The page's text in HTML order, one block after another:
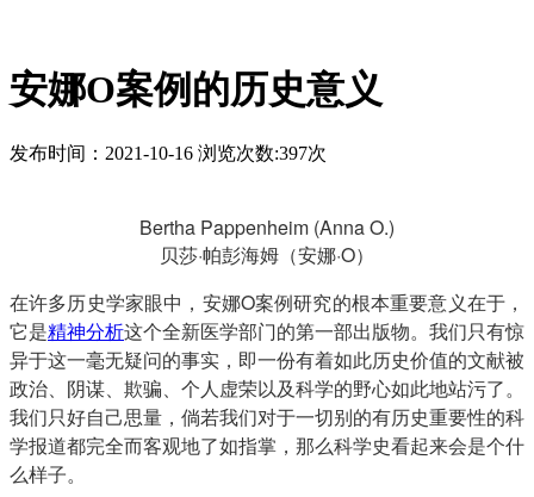
安娜O案例的历史意义
发布时间：2021-10-16 浏览次数:397次
Bertha Pappenheim (Anna O.)
贝莎·帕彭海姆（安娜·O）
在许多历史学家眼中，安娜O案例研究的根本重要意义在于，
它是精神分析这个全新医学部门的第一部出版物。我们只有惊
异于这一毫无疑问的事实，即一份有着如此历史价值的文献被
政治、阴谋、欺骗、个人虚荣以及科学的野心如此地站污了。
我们只好自己思量，倘若我们对于一切别的有历史重要性的科
学报道都完全而客观地了如指掌，那么科学史看起来会是个什
么样子。